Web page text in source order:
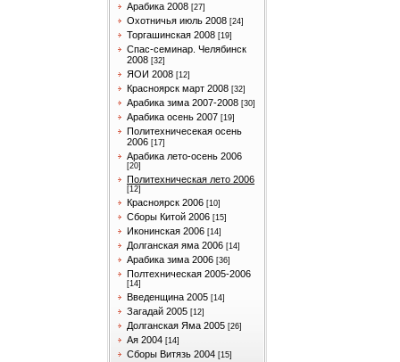
Арабика 2008 [27]
Охотничья июль 2008 [24]
Торгашинская 2008 [19]
Спас-семинар. Челябинск
2008 [32]
ЯОИ 2008 [12]
Красноярск март 2008 [32]
Арабика зима 2007-2008 [30]
Арабика осень 2007 [19]
Политехничесекая осень
2006 [17]
Арабика лето-осень 2006
[20]
Политехническая лето 2006
[12]
Красноярск 2006 [10]
Сборы Китой 2006 [15]
Иконинская 2006 [14]
Долганская яма 2006 [14]
Арабика зима 2006 [36]
Полтехническая 2005-2006
[14]
Введенщина 2005 [14]
Загадай 2005 [12]
Долганская Яма 2005 [26]
Ая 2004 [14]
Сборы Витязь 2004 [15]